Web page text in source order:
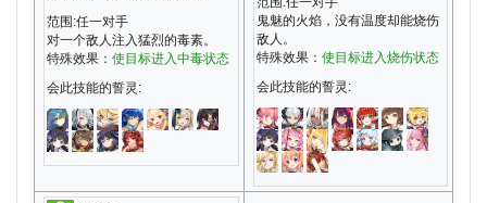
范围:任一对手
对一个敌人注入猛烈的毒素。
特殊效果： 使目标进入中毒状态
会此技能的誓灵:
鬼魅的火焰，没有温度却能烧伤
敌人。
特殊效果： 使目标进入烧伤状态
会此技能的誓灵: